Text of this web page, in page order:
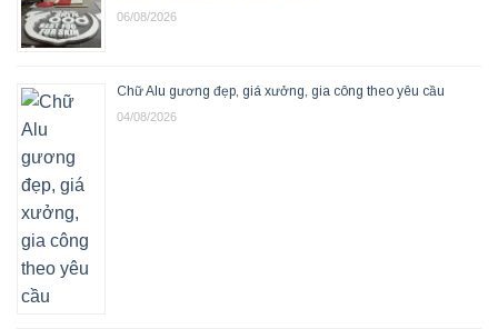
06/08/2026
Chữ Alu gương đẹp, giá xưởng, gia công theo yêu cầu
04/08/2026